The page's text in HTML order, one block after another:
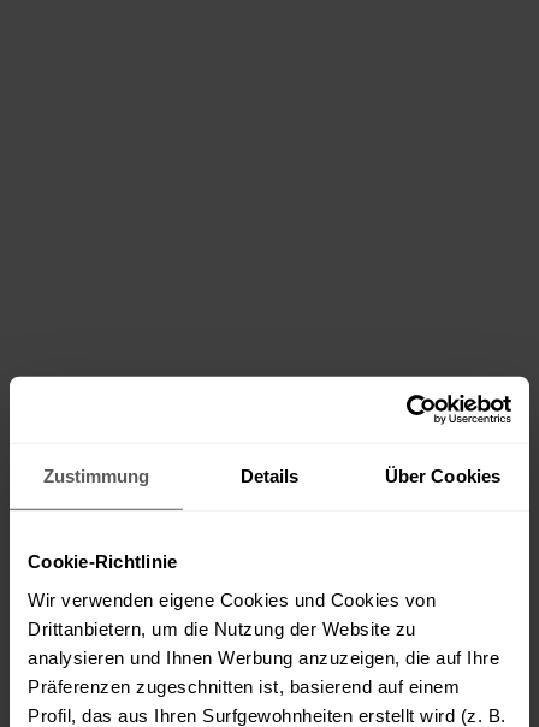
Zustimmung Details Über Cookies
Cookie-Richtlinie
Wir verwenden eigene Cookies und Cookies von
Drittanbietern, um die Nutzung der Website zu
analysieren und Ihnen Werbung anzuzeigen, die auf Ihre
Präferenzen zugeschnitten ist, basierend auf einem
Profil, das aus Ihren Surfgewohnheiten erstellt wird (z. B.